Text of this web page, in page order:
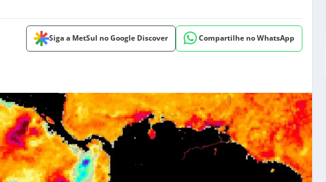
Siga a MetSul no Google Discover Compartilhe no WhatsApp